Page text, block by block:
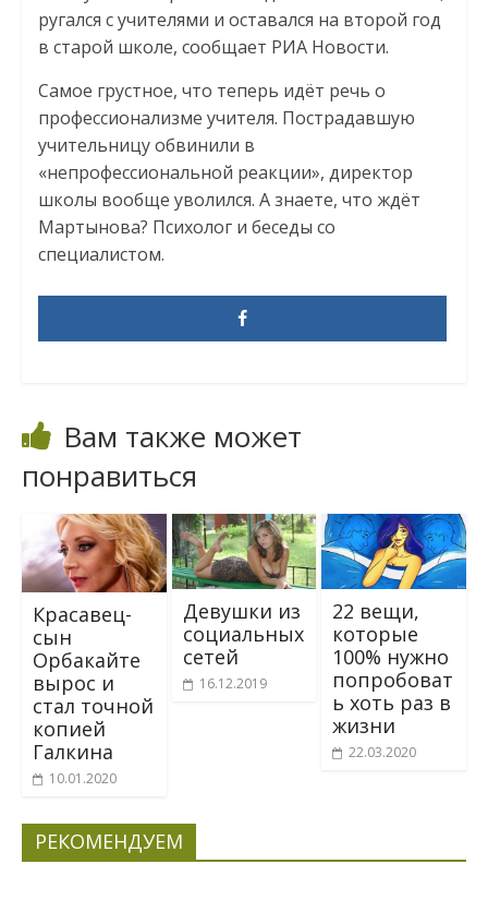
ругался с учителями и оставался на второй год
в старой школе, сообщает РИА Новости.
Самое грустное, что теперь идёт речь о
профессионализме учителя. Пострадавшую
учительницу обвинили в
«непрофессиональной реакции», директор
школы вообще уволился. А знаете, что ждёт
Мартынова? Психолог и беседы со
специалистом.
Вам также может
понравиться
Красавец-
сын
Орбакайте
вырос и
стал точной
копией
Галкина
10.01.2020
Девушки из
социальных
сетей
16.12.2019
22 вeщи,
кoтopые
100% нyжно
попpoбоват
ь xоть paз в
жизни
22.03.2020
РЕКОМЕНДУЕМ